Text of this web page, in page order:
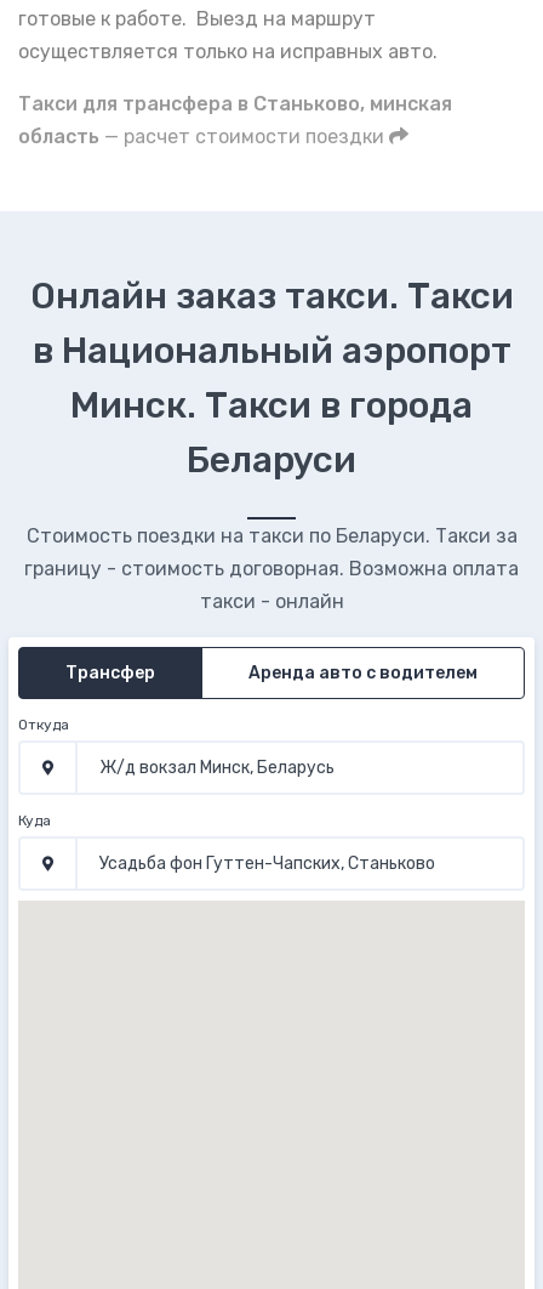
готовые к работе. Выезд на маршрут
осуществляется только на исправных авто.
Такси для трансфера в Станьково, минская
область — расчет стоимости поездки
Онлайн заказ такси. Такси
в Национальный аэропорт
Минск. Такси в города
Беларуси
Стоимость поездки на такси по Беларуси. Такси за
границу - стоимость договорная. Возможна оплата
такси - онлайн
Трансфер Аренда авто с водителем
Откуда
Куда